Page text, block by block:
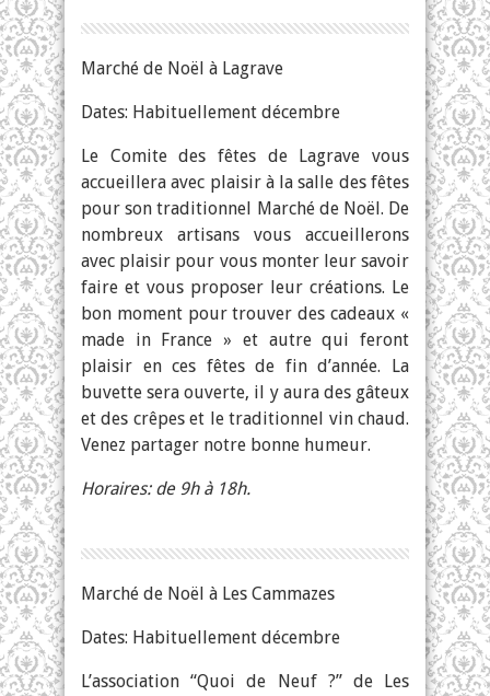
Marché de Noël à Lagrave
Dates: Habituellement décembre
Le Comite des fêtes de Lagrave vous
accueillera avec plaisir à la salle des fêtes
pour son traditionnel Marché de Noël. De
nombreux artisans vous accueillerons
avec plaisir pour vous monter leur savoir
faire et vous proposer leur créations. Le
bon moment pour trouver des cadeaux «
made in France » et autre qui feront
plaisir en ces fêtes de fin d’année. La
buvette sera ouverte, il y aura des gâteux
et des crêpes et le traditionnel vin chaud.
Venez partager notre bonne humeur.
Horaires: de 9h à 18h.
Marché de Noël à Les Cammazes
Dates: Habituellement décembre
L’association “Quoi de Neuf ?” de Les